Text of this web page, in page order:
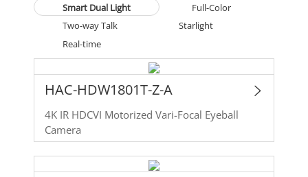
Smart Dual Light
Full-Color
Two-way Talk
Starlight
Real-time
HAC-HDW1801T-Z-A
4K IR HDCVI Motorized Vari-Focal Eyeball
Camera